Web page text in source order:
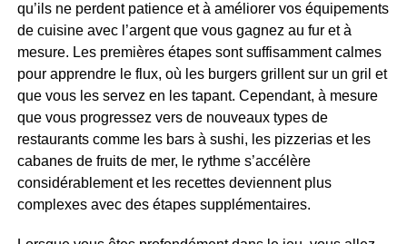
qu’ils ne perdent patience et à améliorer vos équipements
de cuisine avec l’argent que vous gagnez au fur et à
mesure. Les premières étapes sont suffisamment calmes
pour apprendre le flux, où les burgers grillent sur un gril et
que vous les servez en les tapant. Cependant, à mesure
que vous progressez vers de nouveaux types de
restaurants comme les bars à sushi, les pizzerias et les
cabanes de fruits de mer, le rythme s’accélère
considérablement et les recettes deviennent plus
complexes avec des étapes supplémentaires.